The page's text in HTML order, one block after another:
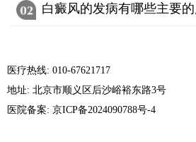
白癜风的发病有哪些主要
医疗热线: 010-67621717
地址: 北京市顺义区后沙峪裕东路3号
医院备案: 京ICP备2024090788号-4